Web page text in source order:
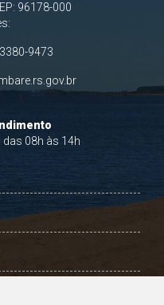
96178-000
9473
das 08h às 14h
Ambiente